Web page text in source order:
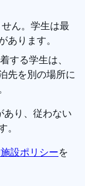
ん。学生は最
あります。
する学生は、
先を別の場所に
あり、従わない
。
設ポリシーを